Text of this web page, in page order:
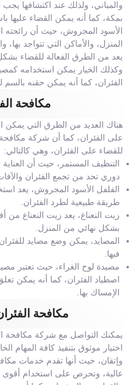
والمباني، ولذلك عند اكتشافها
بمكة، كما أنه يمكن القضاء عليها
الأسود المجروش، حيث أن
المنزل، والأماكن التي تتواجد
يعد من الطرق الفعالة للقضاء
وكذلك الخيار يمكن استخدامه
الفئران، كما أنه يمكن حقنه
مكافحة
هناك العديد من الطرق التي يمكن
على الفئران، كما أن شركة
للقضاء على الفئران، وهي كالتالي:
التنظيف المستمر، حيث أن
دوري تحد من تجمع الفئران
الفلفل الأسود المجروش، يعد
طريقة طبيعية لطرد الفئران.
زيت النعناع، يعد زيت النعناع
بشكل نهائي من المنزل.
المصايد، يمكن وضع مصايد
فيها.
مصيدة لوح الغراء، حيث تعتبر
اصطياد الفئران، كما أنه يمكن
الإمساك بها.
مكافحة
يمكنك التواصل مع شركة مكافحة
اختيار موثوق بتنفيذ كافة المهام
وإتقان، حيث أنها تقدم خدمات
عالية، وتحرص على استخدام أقوى